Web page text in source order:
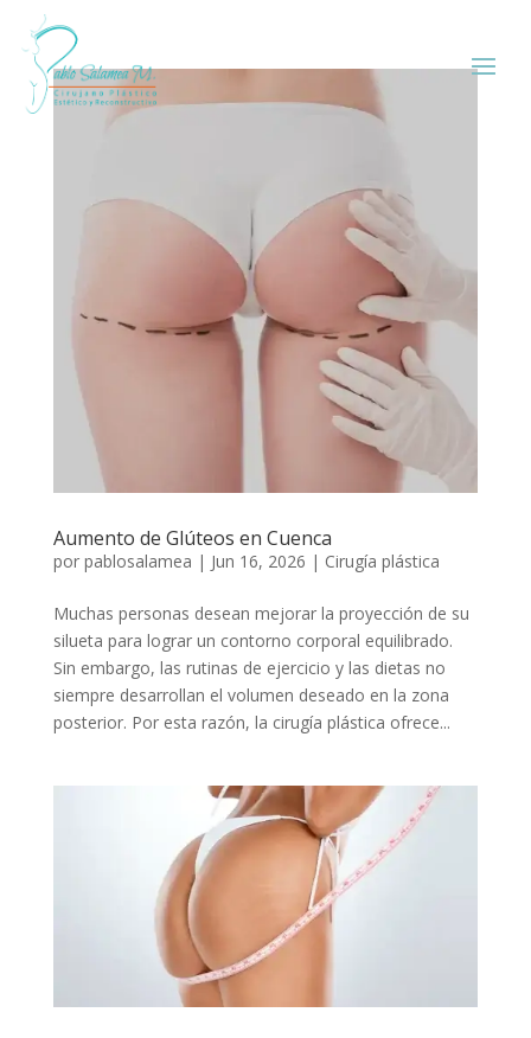
Aumento de Glúteos en Cuenca
por pablosalamea | Jun 16, 2026 | Cirugía plástica
Muchas personas desean mejorar la proyección de su
silueta para lograr un contorno corporal equilibrado.
Sin embargo, las rutinas de ejercicio y las dietas no
siempre desarrollan el volumen deseado en la zona
posterior. Por esta razón, la cirugía plástica ofrece...